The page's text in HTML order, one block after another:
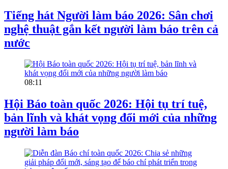
Tiếng hát Người làm báo 2026: Sân chơi
nghệ thuật gắn kết người làm báo trên cả
nước
08:11
Hội Báo toàn quốc 2026: Hội tụ trí tuệ,
bản lĩnh và khát vọng đổi mới của những
người làm báo